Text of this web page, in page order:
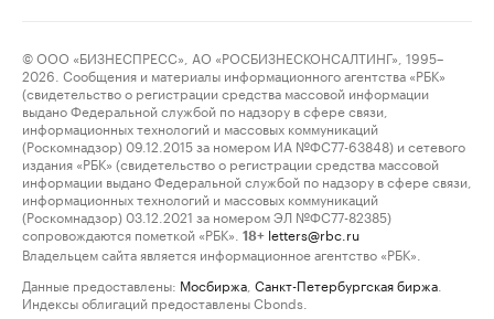
© ООО «БИЗНЕСПРЕСС», АО «РОСБИЗНЕСКОНСАЛТИНГ», 1995–
2026. Сообщения и материалы информационного агентства «РБК»
(свидетельство о регистрации средства массовой информации
выдано Федеральной службой по надзору в сфере связи,
информационных технологий и массовых коммуникаций
(Роскомнадзор) 09.12.2015 за номером ИА №ФС77-63848) и сетевого
издания «РБК» (свидетельство о регистрации средства массовой
информации выдано Федеральной службой по надзору в сфере связи,
информационных технологий и массовых коммуникаций
(Роскомнадзор) 03.12.2021 за номером ЭЛ №ФС77-82385)
сопровождаются пометкой «РБК».
18+ letters@rbc.ru
Владельцем сайта является информационное агентство «РБК».
Данные предоставлены: Мосбиржа Санкт-Петербургская биржа
Индексы облигаций предоставлены Cbonds.